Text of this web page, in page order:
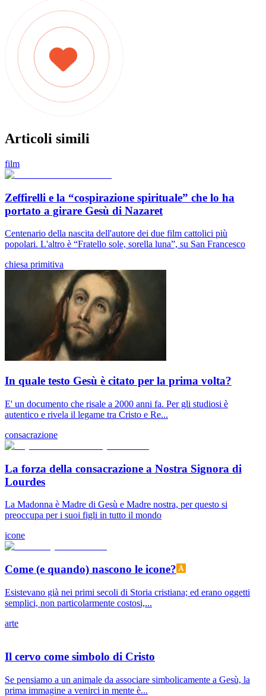
Articoli simili
film
Zeffirelli e la “cospirazione spirituale” che lo ha
portato a girare Gesù di Nazaret
Centenario della nascita dell'autore dei due film cattolici più
popolari. L'altro è “Fratello sole, sorella luna”, su San Francesco
chiesa primitiva
In quale testo Gesù è citato per la prima volta?
E' un documento che risale a 2000 anni fa. Per gli studiosi è
autentico e rivela il legame tra Cristo e Re...
consacrazione
La forza della consacrazione a Nostra Signora di
Lourdes
La Madonna è Madre di Gesù e Madre nostra, per questo si
preoccupa per i suoi figli in tutto il mondo
icone
Come (e quando) nascono le icone?
Esistevano già nei primi secoli di Storia cristiana; ed erano oggetti
semplici, non particolarmente costosi,...
arte
Il cervo come simbolo di Cristo
Se pensiamo a un animale da associare simbolicamente a Gesù, la
prima immagine a venirci in mente è...